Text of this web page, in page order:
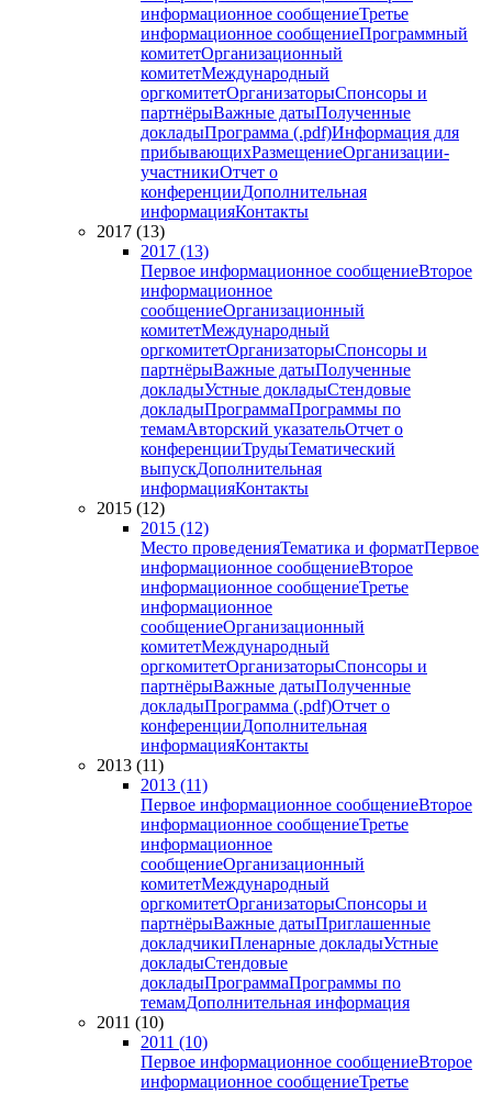
информационное сообщениеТретье
информационное сообщениеПрограммный
комитетОрганизационный
комитетМеждународный
оргкомитетОрганизаторыСпонсоры и
партнёрыВажные датыПолученные
докладыПрограмма (.pdf)Информация для
прибывающихРазмещениеОрганизации-
участникиОтчет о
конференцииДополнительная
информацияКонтакты
2017 (13)
2017 (13)
Первое информационное сообщениеВторое
информационное
сообщениеОрганизационный
комитетМеждународный
оргкомитетОрганизаторыСпонсоры и
партнёрыВажные датыПолученные
докладыУстные докладыСтендовые
докладыПрограммаПрограммы по
темамАвторский указательОтчет о
конференцииТрудыТематический
выпускДополнительная
информацияКонтакты
2015 (12)
2015 (12)
Место проведенияТематика и форматПервое
информационное сообщениеВторое
информационное сообщениеТретье
информационное
сообщениеОрганизационный
комитетМеждународный
оргкомитетОрганизаторыСпонсоры и
партнёрыВажные датыПолученные
докладыПрограмма (.pdf)Отчет о
конференцииДополнительная
информацияКонтакты
2013 (11)
2013 (11)
Первое информационное сообщениеВторое
информационное сообщениеТретье
информационное
сообщениеОрганизационный
комитетМеждународный
оргкомитетОрганизаторыСпонсоры и
партнёрыВажные датыПриглашенные
докладчикиПленарные докладыУстные
докладыСтендовые
докладыПрограммаПрограммы по
темамДополнительная информация
2011 (10)
2011 (10)
Первое информационное сообщениеВторое
информационное сообщениеТретье